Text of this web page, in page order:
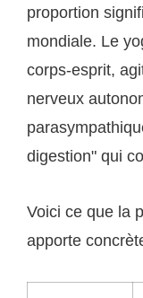
proportion
mondiale. Le
corps-esprit,
nerveux
digestion" qui
Voici ce que la
apporte